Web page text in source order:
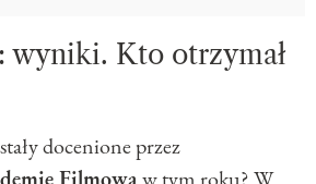
wyniki. Kto otrzymał
docenione przez